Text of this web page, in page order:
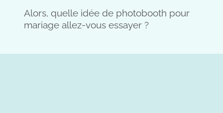
Alors, quelle idée de photobooth pour
mariage allez-vous essayer ?